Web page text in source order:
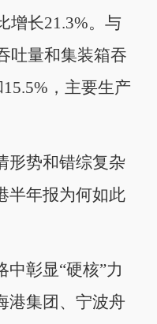
增长21.3%。与
吐量和集装箱吞
，主要生产
势和错综复杂
半年报为何如此
彰显“硬核”力
港集团、宁波舟